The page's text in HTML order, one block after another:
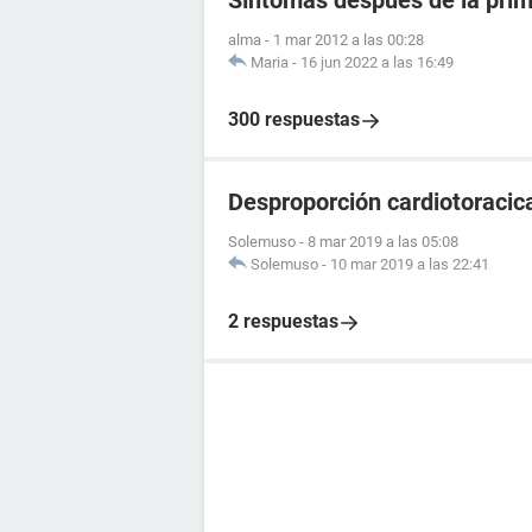
alma - 1 mar 2012 a las 00:28
Maria - 16 jun 2022 a las 16:49
300 respuestas
Desproporción
Solemuso - 8 mar 2019 a las 05:08
Solemuso - 10 mar 2019 a las 22:41
2 respuestas